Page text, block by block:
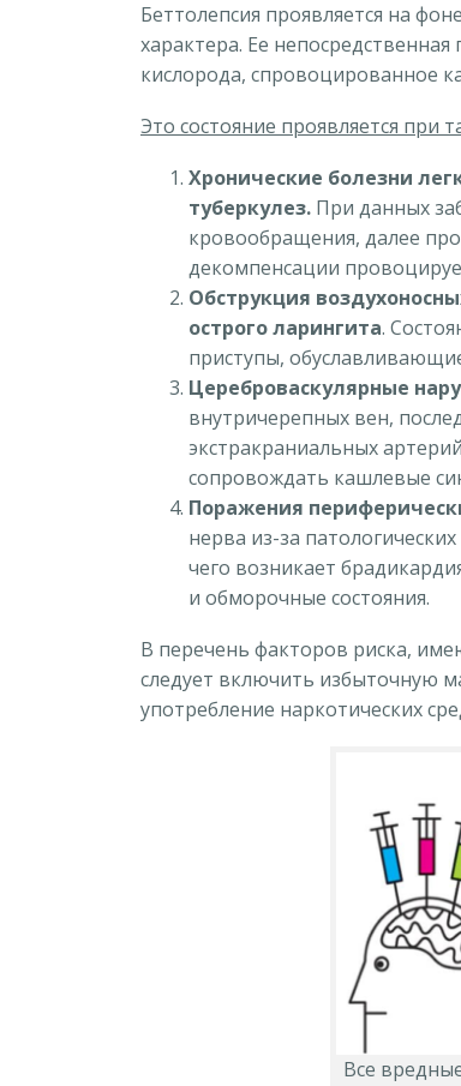
Беттолепсия проявляется на
характера. Ее
кислорода, спровоцированное
Это состояние проявляется при
Хронические болезни
туберкулез. При данных
кровообращения, далее
декомпенсации
Обструкция
острого ларингита.
приступы,
Цереброваскулярные
внутричерепных вен,
экстракраниальных
сопровождать кашлевые
Поражения
нерва из-за
чего возникает
и обморочные состояния.
В перечень факторов риска,
следует включить избыточную
употребление наркотических
Все